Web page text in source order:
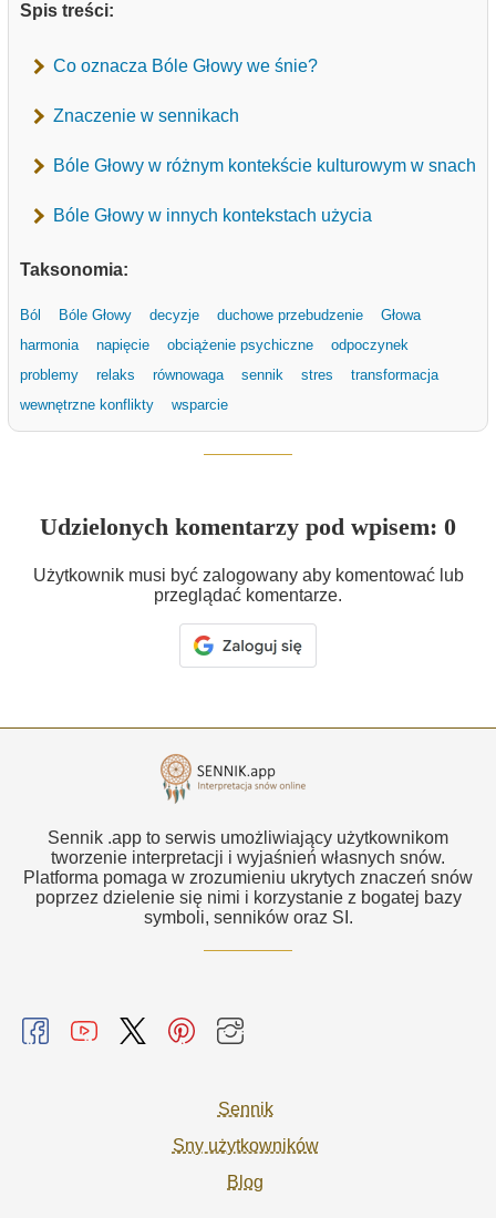
Spis treści:
Co oznacza Bóle Głowy we śnie?
Znaczenie w sennikach
Bóle Głowy w różnym kontekście kulturowym w snach
Bóle Głowy w innych kontekstach użycia
Taksonomia:
Ból Bóle Głowy decyzje duchowe przebudzenie
Głowa
harmonia
napięcie obciążenie psychiczne
odpoczynek
problemy
relaks równowaga sennik stres
transformacja
wewnętrzne konflikty
wsparcie
Udzielonych komentarzy pod wpisem: 0
Użytkownik musi być zalogowany aby komentować lub
przeglądać komentarze.
Sennik .app to serwis umożliwiający użytkownikom
tworzenie interpretacji i wyjaśnień własnych snów.
Platforma pomaga w zrozumieniu ukrytych znaczeń snów
poprzez dzielenie się nimi i korzystanie z bogatej bazy
symboli, senników oraz SI.
Sennik
Sny użytkowników
Blog